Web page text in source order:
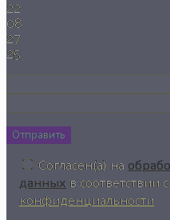
22
08
27
24
Отправить
Согласен(а) на
данных в соответствии с
конфиденциальности